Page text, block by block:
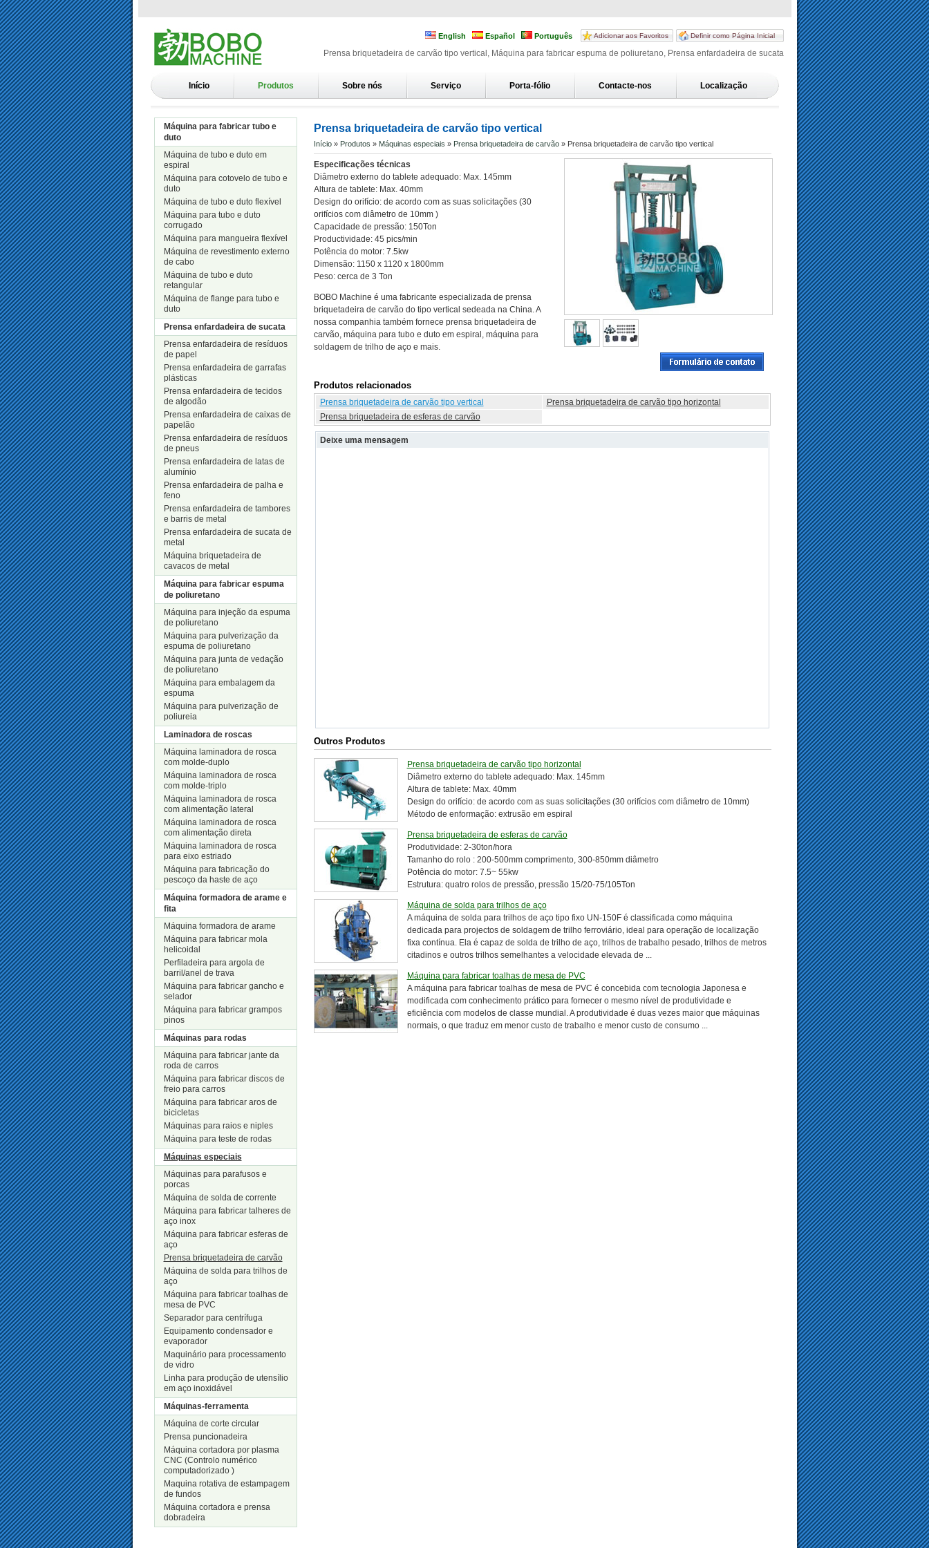
Definir como Página Inicial
Adicionar aos Favoritos
English Español Português
Prensa briquetadeira de carvão tipo vertical, Máquina para fabricar espuma de poliuretano, Prensa enfardadeira de sucata
Início Produtos Sobre nós Serviço Porta-fólio Contacte-nos Localização
Máquina para fabricar tubo e
duto
Máquina de tubo e duto em
espiral
Máquina para cotovelo de tubo e
duto
Máquina de tubo e duto flexível
Máquina para tubo e duto
corrugado
Máquina para mangueira flexível
Máquina de revestimento externo
de cabo
Máquina de tubo e duto
retangular
Máquina de flange para tubo e
duto
Prensa enfardadeira de sucata
Prensa enfardadeira de resíduos
de papel
Prensa enfardadeira de garrafas
plásticas
Prensa enfardadeira de tecidos
de algodão
Prensa enfardadeira de caixas de
papelão
Prensa enfardadeira de resíduos
de pneus
Prensa enfardadeira de latas de
alumínio
Prensa enfardadeira de palha e
feno
Prensa enfardadeira de tambores
e barris de metal
Prensa enfardadeira de sucata de
metal
Máquina briquetadeira de
cavacos de metal
Máquina para fabricar espuma
de poliuretano
Máquina para injeção da espuma
de poliuretano
Máquina para pulverização da
espuma de poliuretano
Máquina para junta de vedação
de poliuretano
Máquina para embalagem da
espuma
Máquina para pulverização de
poliureia
Laminadora de roscas
Máquina laminadora de rosca
com molde-duplo
Máquina laminadora de rosca
com molde-triplo
Máquina laminadora de rosca
com alimentação lateral
Máquina laminadora de rosca
com alimentação direta
Máquina laminadora de rosca
para eixo estriado
Máquina para fabricação do
pescoço da haste de aço
Máquina formadora de arame e
fita
Máquina formadora de arame
Máquina para fabricar mola
helicoidal
Perfiladeira para argola de
barril/anel de trava
Máquina para fabricar gancho e
selador
Máquina para fabricar grampos
pinos
Máquinas para rodas
Máquina para fabricar jante da
roda de carros
Máquina para fabricar discos de
freio para carros
Máquina para fabricar aros de
bicicletas
Máquinas para raios e niples
Máquina para teste de rodas
Máquinas especiais
Máquinas para parafusos e
porcas
Máquina de solda de corrente
Máquina para fabricar talheres de
aço inox
Máquina para fabricar esferas de
aço
Prensa briquetadeira de carvão
Máquina de solda para trilhos de
aço
Máquina para fabricar toalhas de
mesa de PVC
Separador para centrífuga
Equipamento condensador e
evaporador
Maquinário para processamento
de vidro
Linha para produção de utensílio
em aço inoxidável
Máquinas-ferramenta
Máquina de corte circular
Prensa puncionadeira
Máquina cortadora por plasma
CNC (Controlo numérico
computadorizado )
Maquina rotativa de estampagem
de fundos
Máquina cortadora e prensa
dobradeira
Prensa briquetadeira de carvão tipo vertical
Início» Produtos » Máquinas especiais » Prensa briquetadeira de carvão» Prensa briquetadeira de carvão tipo vertical
Especificações técnicas
Diâmetro externo do tablete adequado: Max. 145mm
Altura de tablete: Max. 40mm
Design do orifício: de acordo com as suas solicitações (30
orifícios com diâmetro de 10mm )
Capacidade de pressão: 150Ton
Productividade: 45 pics/min
Potência do motor: 7.5kw
Dimensão: 1150 x 1120 x 1800mm
Peso: cerca de 3 Ton
BOBO Machine é uma fabricante especializada de prensa
briquetadeira de carvão do tipo vertical sedeada na China. A
nossa companhia também fornece prensa briquetadeira de
carvão, máquina para tubo e duto em espiral, máquina para
soldagem de trilho de aço e mais.
Produtos relacionados
Prensa briquetadeira de carvão tipo vertical
Prensa briquetadeira de carvão tipo horizontal
Prensa briquetadeira de esferas de carvão
Deixe uma mensagem
Outros Produtos
Prensa briquetadeira de carvão tipo horizontal
Diâmetro externo do tablete adequado: Max. 145mm
Altura de tablete: Max. 40mm
Design do orifício: de acordo com as suas solicitações (30 orifícios com diâmetro de 10mm)
Método de enformação: extrusão em espiral
Prensa briquetadeira de esferas de carvão
Produtividade: 2-30ton/hora
Tamanho do rolo : 200-500mm comprimento, 300-850mm diâmetro
Potência do motor: 7.5~ 55kw
Estrutura: quatro rolos de pressão, pressão 15/20-75/105Ton
Máquina de solda para trilhos de aço
A máquina de solda para trilhos de aço tipo fixo UN-150F é classificada como máquina
dedicada para projectos de soldagem de trilho ferroviário, ideal para operação de localização
fixa contínua. Ela é capaz de solda de trilho de aço, trilhos de trabalho pesado, trilhos de metros
citadinos e outros trilhos semelhantes a velocidade elevada de ...
Máquina para fabricar toalhas de mesa de PVC
A máquina para fabricar toalhas de mesa de PVC é concebida com tecnologia Japonesa e
modificada com conhecimento prático para fornecer o mesmo nível de produtividade e
eficiência com modelos de classe mundial. A produtividade é duas vezes maior que máquinas
normais, o que traduz em menor custo de trabalho e menor custo de consumo ...